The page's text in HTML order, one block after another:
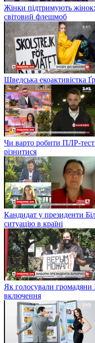
Жінки підтримують
світовий флешмоб
Шведська екоактивістка
Чи варто робити ПЛР-тест
різнитися
Кандидат у президенти
ситуацію в країні
Як голосували громадяни
включення